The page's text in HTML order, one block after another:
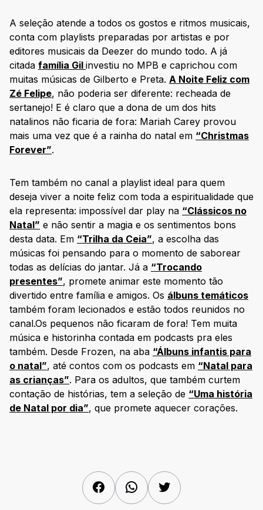
A seleção atende a todos os gostos e ritmos musicais,
conta com playlists preparadas por artistas e por
editores musicais da Deezer do mundo todo. A já
citada família Gil investiu no MPB e caprichou com
muitas músicas de Gilberto e Preta. A Noite Feliz com
Zé Felipe, não poderia ser diferente: recheada de
sertanejo! E é claro que a dona de um dos hits
natalinos não ficaria de fora: Mariah Carey provou
mais uma vez que é a rainha do natal em “Christmas
Forever”.
Tem também no canal a playlist ideal para quem
deseja viver a noite feliz com toda a espiritualidade que
ela representa: impossível dar play na “Clássicos no
Natal” e não sentir a magia e os sentimentos bons
desta data. Em “Trilha da Ceia”, a escolha das
músicas foi pensando para o momento de saborear
todas as delícias do jantar. Já a “Trocando
presentes”, promete animar este momento tão
divertido entre família e amigos. Os álbuns temáticos
também foram lecionados e estão todos reunidos no
canal.Os pequenos não ficaram de fora! Tem muita
música e historinha contada em podcasts pra eles
também. Desde Frozen, na aba “Álbuns infantis para
o natal”, até contos com os podcasts em “Natal para
as crianças”. Para os adultos, que também curtem
contação de histórias, tem a seleção de “Uma história
de Natal por dia”, que promete aquecer corações.
FacebookWhatsAppTwitter